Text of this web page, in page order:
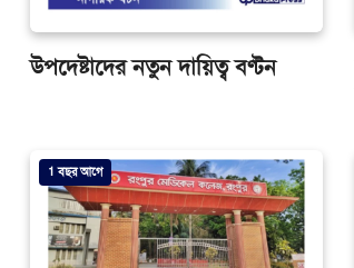
উপদেষ্টাদের নতুন দায়িত্ব বণ্টন
1 বছর আগে